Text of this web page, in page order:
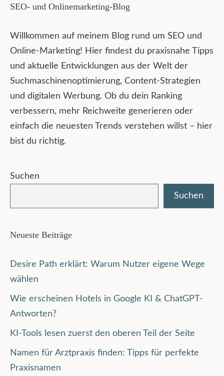
SEO- und Onlinemarketing-Blog
Willkommen auf meinem Blog rund um SEO und
Online-Marketing! Hier findest du praxisnahe Tipps
und aktuelle Entwicklungen aus der Welt der
Suchmaschinenoptimierung, Content-Strategien
und digitalen Werbung. Ob du dein Ranking
verbessern, mehr Reichweite generieren oder
einfach die neuesten Trends verstehen willst – hier
bist du richtig.
Suchen
Suchen
Neueste Beiträge
Desire Path erklärt: Warum Nutzer eigene Wege
wählen
Wie erscheinen Hotels in Google KI & ChatGPT-
Antworten?
KI-Tools lesen zuerst den oberen Teil der Seite
Namen für Arztpraxis finden: Tipps für perfekte
Praxisnamen